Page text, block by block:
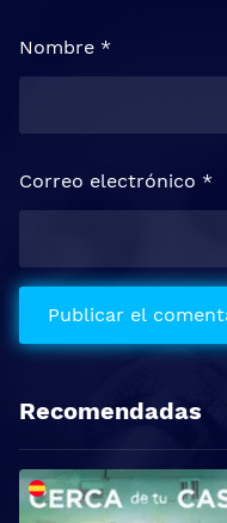
Nombre *
Correo electrónico *
Recomendadas